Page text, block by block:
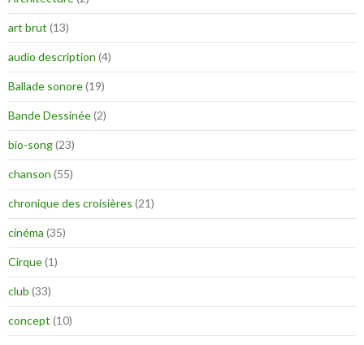
art brut (13)
audio description (4)
Ballade sonore(19)
Bande Dessinée(2)
bio-song(23)
chanson (55)
chronique des croisières (21)
cinéma (35)
Cirque(1)
club (33)
concept (10)